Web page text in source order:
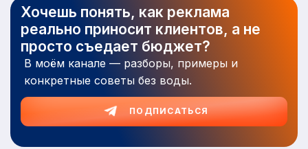
Хочешь понять, как реклама
реально приносит клиентов, а не
просто съедает бюджет?
В моём канале — разборы, примеры и
конкретные советы без воды.
ПОДПИСАТЬСЯ